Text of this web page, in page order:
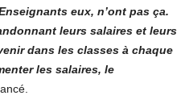
eux, n’ont pas ça.
leurs salaires et leurs
dans les classes à chaque
les salaires, le